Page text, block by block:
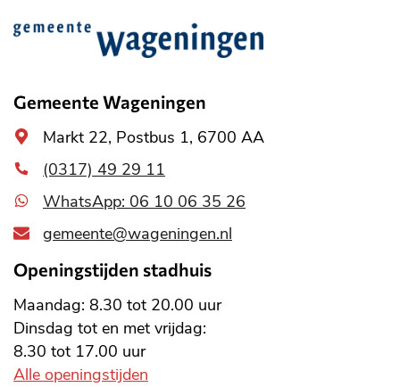
Belangrijke
informatie
Gemeente Wageningen
Algemeen
adres
Markt 22, Postbus 1, 6700 AA
(0317) 49 29 11
WhatsApp: 06 10 06 35 26
gemeente@wageningen.nl
Openingstijden stadhuis
Maandag: 8.30 tot 20.00 uur
Dinsdag tot en met vrijdag:
8.30 tot 17.00 uur
Alle openingstijden